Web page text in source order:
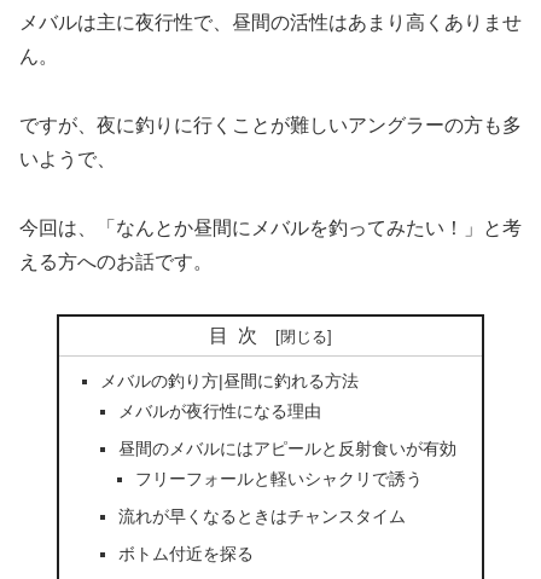
メバルは主に夜行性で、昼間の活性はあまり高くありませ
ん。
ですが、夜に釣りに行くことが難しいアングラーの方も多
いようで、
今回は、「なんとか昼間にメバルを釣ってみたい！」と考
える方へのお話です。
目次
メバルの釣り方|昼間に釣れる方法
メバルが夜行性になる理由
昼間のメバルにはアピールと反射食いが有効
フリーフォールと軽いシャクリで誘う
流れが早くなるときはチャンスタイム
ボトム付近を探る